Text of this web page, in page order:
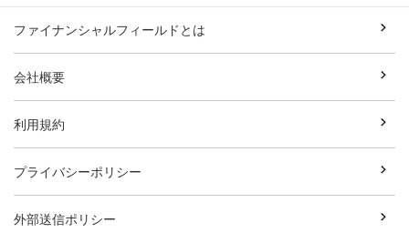
ファイナンシャルフィールドとは
会社概要
利用規約
プライバシーポリシー
外部送信ポリシー